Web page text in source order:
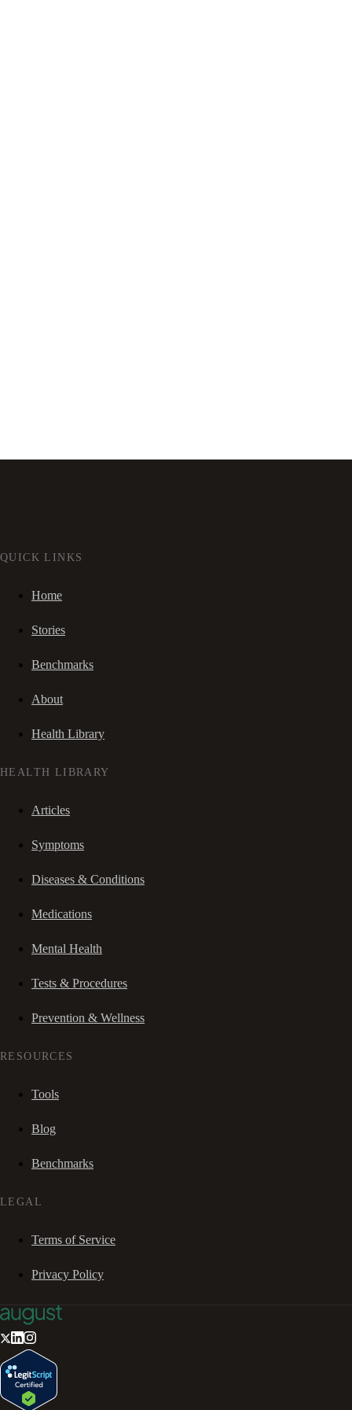
QUICK LINKS
Home
Stories
Benchmarks
About
Health Library
HEALTH LIBRARY
Articles
Symptoms
Diseases & Conditions
Medications
Mental Health
Tests & Procedures
Prevention & Wellness
RESOURCES
Tools
Blog
Benchmarks
LEGAL
Terms of Service
Privacy Policy